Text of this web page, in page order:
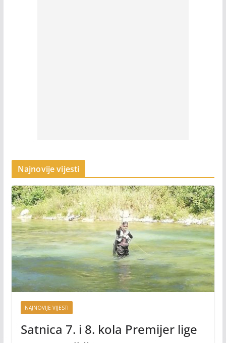
Najnovije vijesti
NAJNOVIJE VIJESTI
Satnica 7. i 8. kola Premijer lige